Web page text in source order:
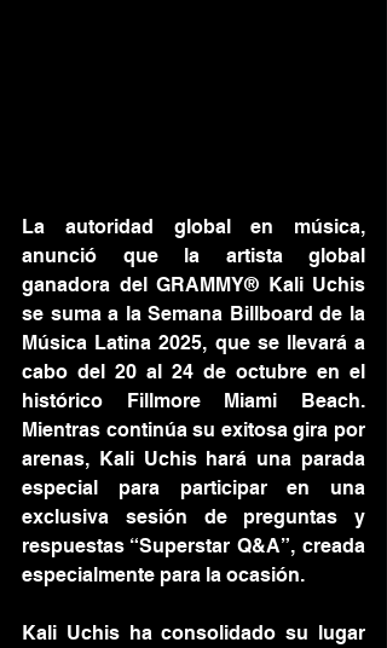
La autoridad global en música,
anunció que la artista global
ganadora del GRAMMY® Kali Uchis
se suma a la Semana Billboard de la
Música Latina 2025, que se llevará a
cabo del 20 al 24 de octubre en el
histórico Fillmore Miami Beach.
Mientras continúa su exitosa gira por
arenas, Kali Uchis hará una parada
especial para participar en una
exclusiva sesión de preguntas y
respuestas “Superstar Q&A”, creada
especialmente para la ocasión.
Kali Uchis ha consolidado su lugar